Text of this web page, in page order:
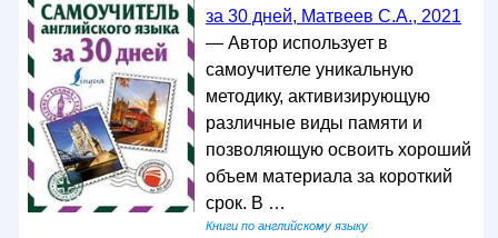
за 30 дней, Матвеев С.А., 2021
— Автор использует в
самоучителе уникальную
методику, активизирующую
различные виды памяти и
позволяющую освоить хороший
объем материала за короткий
срок. В …
Книги по английскому языку